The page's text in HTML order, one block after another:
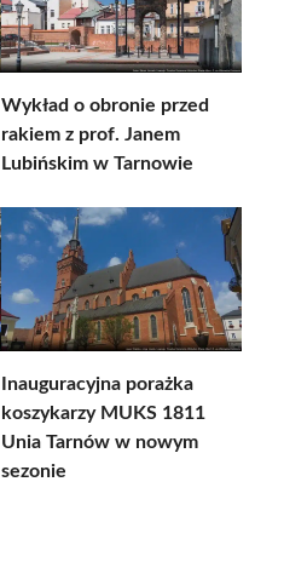
Wykład o obronie przed
rakiem z prof. Janem
Lubińskim w Tarnowie
Inauguracyjna porażka
koszykarzy MUKS 1811
Unia Tarnów w nowym
sezonie